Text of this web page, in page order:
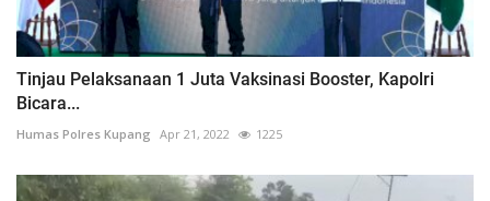
Tinjau Pelaksanaan 1 Juta Vaksinasi Booster, Kapolri
Bicara...
Humas Polres Kupang Apr 21, 2022 1225